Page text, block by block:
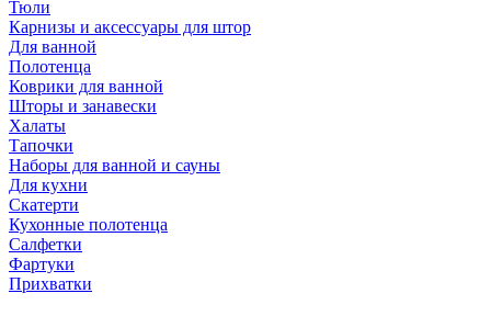
Тюли
Карнизы и аксессуары для штор
Для ванной
Полотенца
Коврики для ванной
Шторы и занавески
Халаты
Тапочки
Наборы для ванной и сауны
Для кухни
Скатерти
Кухонные полотенца
Салфетки
Фартуки
Прихватки